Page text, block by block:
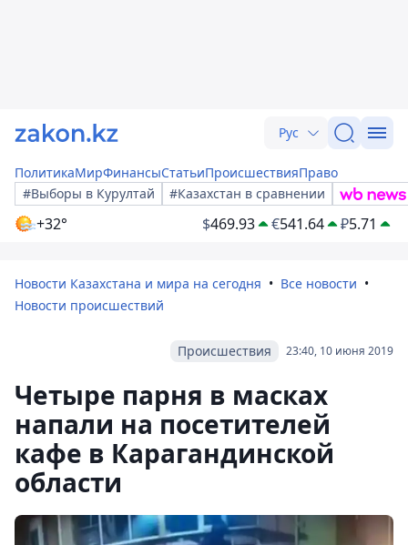
Рус
ПолитикаМирФинансыСтатьиПроисшествияПраво
#Выборы в Курултай
#Казахстан в сравнении
+32° $469.93 €541.64 ₽5.71
Новости Казахстана и мира на сегодня
Все новости
Новости происшествий
23:40, 10 июня 2019
Происшествия
Четыре парня в масках
напали на посетителей
кафе в Карагандинской
области